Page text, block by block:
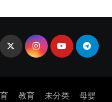
教育 未分类 母婴